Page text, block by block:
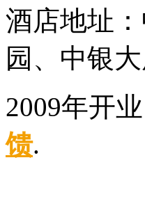
酒店地址
园、中银
2009年开
馈.